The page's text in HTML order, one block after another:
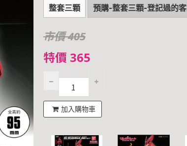
整套三顆 預購-整套三顆-登記過的
市價 405
特價 365
加入購物車